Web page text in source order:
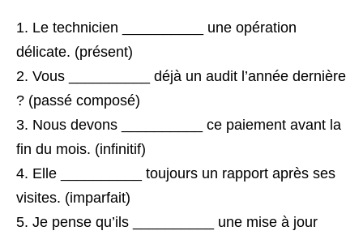
Le technicien __________ une opération
délicate. (présent)
Vous __________ déjà un audit l’année dernière
? (passé composé)
Nous devons __________ ce paiement avant la
fin du mois. (infinitif)
Elle __________ toujours un rapport après ses
visites. (imparfait)
Je pense qu’ils __________ une mise à jour